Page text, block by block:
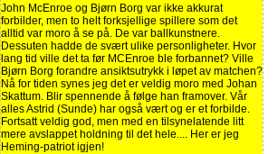
John McEnroe og Bjørn Borg var ikke akkurat
forbilder, men to helt forksjellige spillere som det
alltid var moro å se på. De var ballkunstnere.
Dessuten hadde de svært ulike personligheter. Hvor
lang tid ville det ta før MCEnroe ble forbannet? Ville
Bjørn Borg forandre ansiktsutrykk i løpet av matchen?
Nå for tiden synes jeg det er veldig moro med Johan
Skattum. Blir spennende å følge han framover. Vår
alles Astrid (Sunde) har også vært og er et forbilde.
Fortsatt veldig god, men med en tilsynelatende litt
mere avslappet holdning til det hele.... Her er jeg
Heming-patriot igjen!